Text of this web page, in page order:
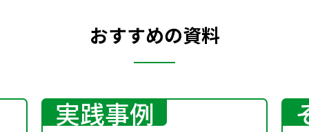
おすすめの資料
実践事例